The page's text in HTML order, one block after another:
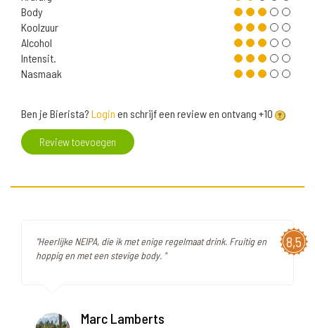
Body
Koolzuur
Alcohol
Intensit.
Nasmaak
Ben je Bierista? Login en schrijf een review en ontvang +10
Review toevoegen
8,5
"Heerlijke NEIPA, die ik met enige regelmaat drink. Fruitig en
hoppig en met een stevige body. "
Marc Lamberts